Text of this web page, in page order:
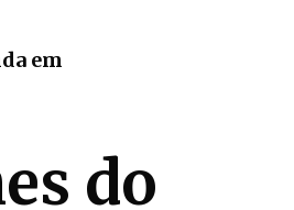
em
do